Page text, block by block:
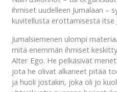
ihmiset uudelleen Jumalaan –
kuvitellusta erottamisesta itse
Jumalsiemenen ulompi
mitä enemmän ihmiset
Alter Ego. He pelkäsivät
jota he olivat alkaneet pitää
ja huoli jostakin, joka oli jo